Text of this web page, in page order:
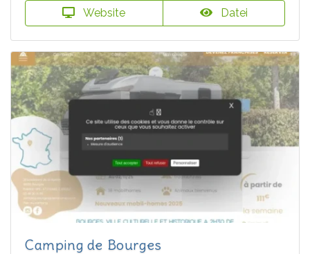
Website Datei
Camping de Bourges